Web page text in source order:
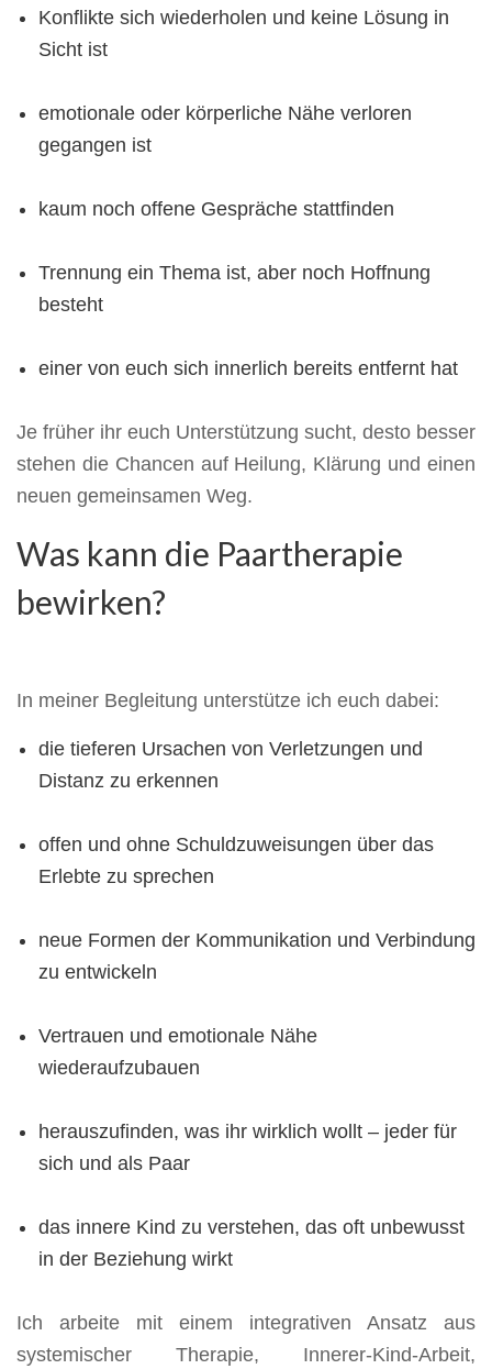
Konflikte sich wiederholen und keine Lösung in
Sicht ist
emotionale oder körperliche Nähe verloren
gegangen ist
kaum noch offene Gespräche stattfinden
Trennung ein Thema ist, aber noch Hoffnung
besteht
einer von euch sich innerlich bereits entfernt hat
Je früher ihr euch Unterstützung sucht, desto besser
stehen die Chancen auf Heilung, Klärung und einen
neuen gemeinsamen Weg.
Was kann die Paartherapie
bewirken?
In meiner Begleitung unterstütze ich euch dabei:
die tieferen Ursachen von Verletzungen und
Distanz zu erkennen
offen und ohne Schuldzuweisungen über das
Erlebte zu sprechen
neue Formen der Kommunikation und Verbindung
zu entwickeln
Vertrauen und emotionale Nähe
wiederaufzubauen
herauszufinden, was ihr wirklich wollt – jeder für
sich und als Paar
das innere Kind zu verstehen, das oft unbewusst
in der Beziehung wirkt
Ich arbeite mit einem integrativen Ansatz aus
systemischer Therapie, Innerer-Kind-Arbeit,